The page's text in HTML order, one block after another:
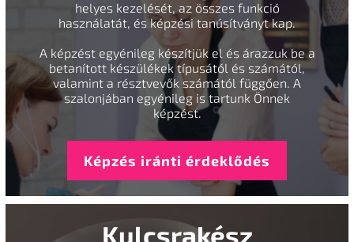
helyes kezelését, az összes funkció
használatát, és képzési tanúsítványt kap.
A képzést egyénileg készítjük el és árazzuk be a
betanított készülékek típusától és számától,
valamint a résztvevők számától függően. A
szalonjában egyénileg is tartunk Önnek
képzést.
Képzés iránti érdeklődés
Kulcsrakész